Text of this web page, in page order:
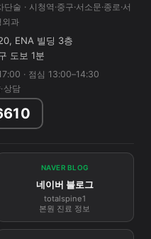
술 · 시청역·중구·서소문·종로·서
외과
ENA 빌딩 3층
도보 1분
· 점심 13:00–14:30
상담
NAVER BLOG
네이버 블로그
totalspine1
본원 진료 정보